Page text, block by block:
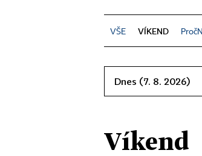
VÍKEND
Dnes (7. 8. 2026)
Víkend